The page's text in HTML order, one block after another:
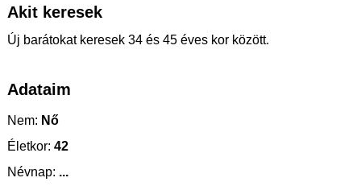
Akit keresek
Új barátokat keresek 34 és 45 éves kor között.
Adataim
Nem: Nő
Életkor: 42
Névnap: ...